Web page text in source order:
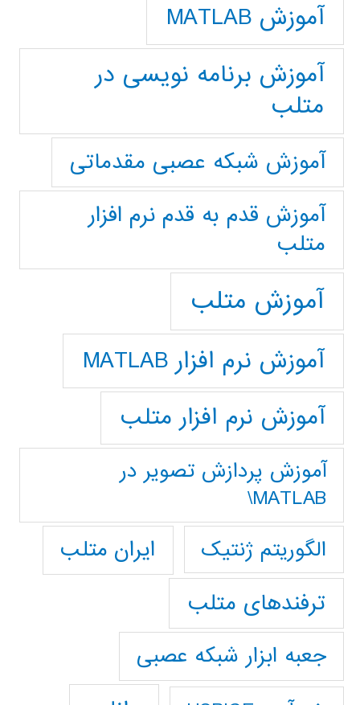
آموزش MATLAB
آموزش برنامه نویسی در
متلب
آموزش شبکه عصبی مقدماتی
آموزش قدم به قدم نرم افزار
متلب
آموزش متلب
آموزش نرم افزار MATLAB
آموزش نرم افزار متلب
آموزش پردازش تصوير در
MATLAB\
الگوریتم ژنتیک
ایران متلب
ترفندهای متلب
جعبه ابزار شبکه عصبی